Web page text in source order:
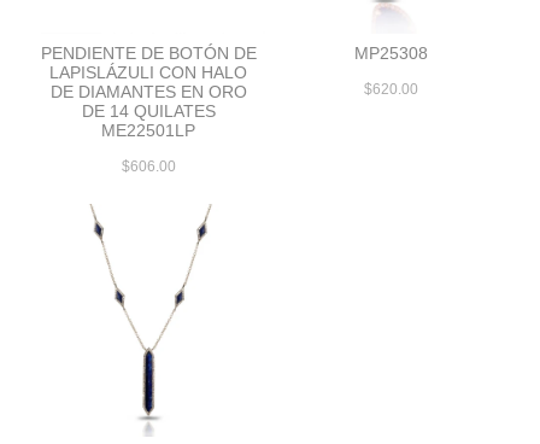
PENDIENTE DE BOTÓN DE
LAPISLÁZULI CON HALO
DE DIAMANTES EN ORO
DE 14 QUILATES
ME22501LP
$606.00
MP25308
$620.00